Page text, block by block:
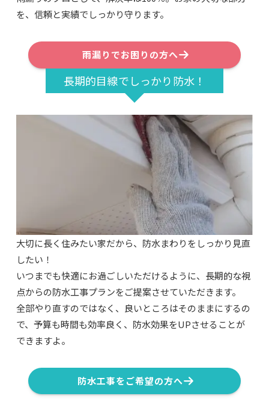
を、信頼と実績でしっかり守ります。
雨漏りでお困りの方へ
長期的目線でしっかり防水！
大切に長く住みたい家だから、防水まわりをしっかり見直
したい！
いつまでも快適にお過ごしいただけるように、長期的な視
点からの防水工事プランをご提案させていただきます。
全部やり直すのではなく、良いところはそのままにするの
で、予算も時間も効率良く、防水効果をUPさせることが
できますよ。
防水工事をご希望の方へ